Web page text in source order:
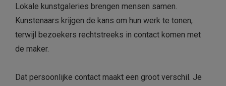
Lokale kunstgaleries brengen mensen samen.
Kunstenaars krijgen de kans om hun werk te tonen,
terwijl bezoekers rechtstreeks in contact komen met
de maker.
Dat persoonlijke contact maakt een groot verschil. Je